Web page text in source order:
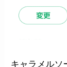
キャラメルソ